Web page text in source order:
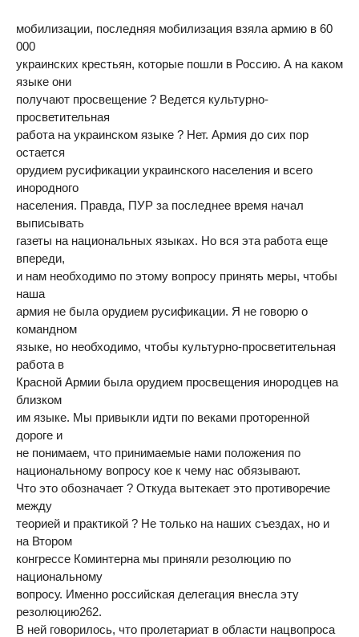
мобилизации, последняя мобилизация взяла армию в 60
000
украинских крестьян, которые пошли в Россию. А на каком
языке они
получают просвещение ? Ведется культурно-
просветительная
работа на украинском языке ? Нет. Армия до сих пор
остается
орудием русификации украинского населения и всего
инородного
населения. Правда, ПУР за последнее время начал
выписывать
газеты на национальных языках. Но вся эта работа еще
впереди,
и нам необходимо по этому вопросу принять меры, чтобы
наша
армия не была орудием русификации. Я не говорю о
командном
языке, но необходимо, чтобы культурно-просветительная
работа в
Красной Армии была орудием просвещения инородцев на
близком
им языке. Мы привыкли идти по веками проторенной
дороге и
не понимаем, что принимаемые нами положения по
национальному вопросу кое к чему нас обязывают.
Что это обозначает ? Откуда вытекает это противоречие
между
теорией и практикой ? Не только на наших съездах, но и
на Втором
конгрессе Коминтерна мы приняли резолюцию по
национальному
вопросу. Именно российская делегация внесла эту
резолюцию262.
В ней говорилось, что пролетариат в области нацвопроса